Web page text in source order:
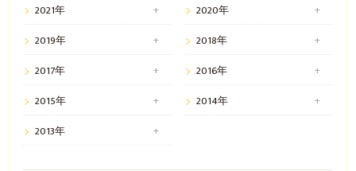
2021年
2020年
2019年
2018年
2017年
2016年
2015年
2014年
2013年